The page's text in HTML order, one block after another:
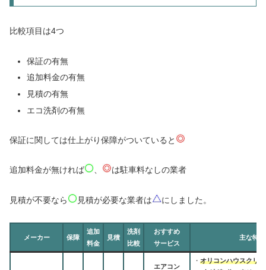
比較項目は4つ
保証の有無
追加料金の有無
見積の有無
エコ洗剤の有無
保証に関しては仕上がり保障がついていると
追加料金が無ければ 、 は駐車料なしの業者
見積が不要なら 見積が必要な業者は にしました。
メーカー 保障
追加
料金
見積
洗剤
比較
おすすめ
サービス
主な特徴
エアコン
・ オリコンハウスクリ